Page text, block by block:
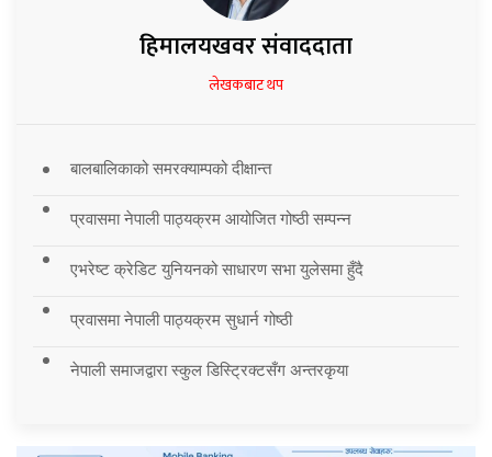
हिमालयखवर संवाददाता
लेखकबाट थप
बालबालिकाको समरक्याम्पको दीक्षान्त
प्रवासमा नेपाली पाठ्यक्रम आयोजित गोष्ठी सम्पन्न
एभरेष्ट क्रेडिट युनियनको साधारण सभा युलेसमा हुँदै
प्रवासमा नेपाली पाठ्यक्रम सुधार्न गोष्ठी
नेपाली समाजद्वारा स्कुल डिस्ट्रिक्टसँग अन्तरकृया